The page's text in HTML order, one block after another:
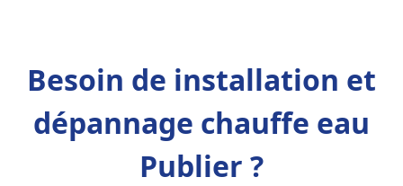
Besoin de installation et
dépannage chauffe eau
Publier ?